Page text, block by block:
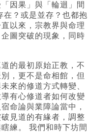
因果」與「輪迴」間
在？或是並存？也都抱
以來，宗教界與命理
圖突破的現象，同時
的最初原始正教，不
，更不是命相館，但
來的修道方式轉變、
有心修道者如何改變
命論與業障論當中，
見道的有緣者，調整
練。 我們和時下坊間